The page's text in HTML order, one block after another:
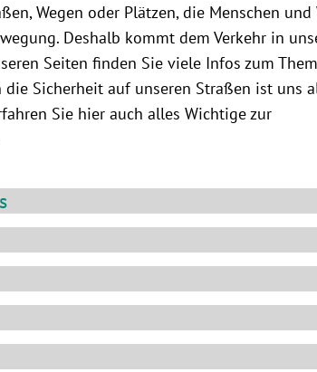
Wegen oder Plätzen, die Menschen und
Deshalb kommt dem Verkehr in
Seiten finden Sie viele Infos zum
die Sicherheit auf unseren Straßen ist uns
Sie hier auch alles Wichtige zur